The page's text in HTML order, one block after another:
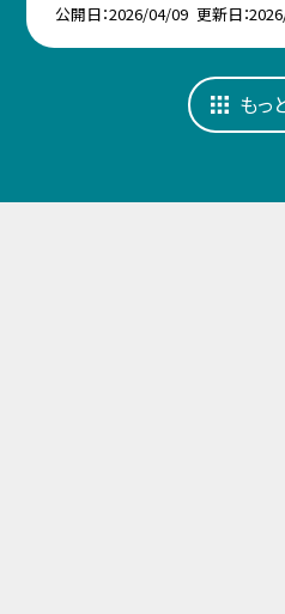
公開日 2026/04/09 更新日
もっ